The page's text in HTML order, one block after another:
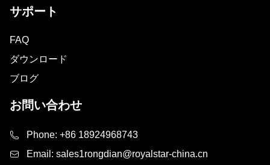
サポート
FAQ
ダウンロード
ブログ
お問い合わせ
Phone: +86 18924968743
Email: sales1rongdian@royalstar-china.cn